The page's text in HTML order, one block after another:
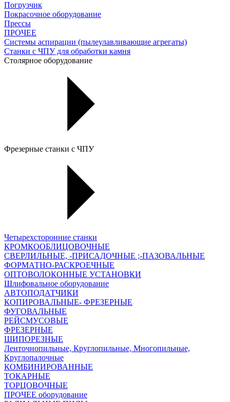
Погрузчик
Покрасочное оборудование
Прессы
ПРОЧЕЕ
Системы аспирации (пылеулавливающие агрегаты)
Станки с ЧПУ для обработки камня
Столярное оборудование
Фрезерные станки с ЧПУ
Четырехсторонние станки
КРОМКООБЛИЦОВОЧНЫЕ
СВЕРЛИЛЬНЫЕ, -ПРИСАДОЧНЫЕ ;-ПАЗОВАЛЬНЫЕ
ФОРМАТНО-РАСКРОЕЧНЫЕ
ОПТОВОЛОКОННЫЕ УСТАНОВКИ
Шлифовальное оборудование
АВТОПОДАТЧИКИ
КОПИРОВАЛЬНЫЕ- ФРЕЗЕРНЫЕ
ФУГОВАЛЬНЫЕ
РЕЙСМУСОВЫЕ
ФРЕЗЕРНЫЕ
ШИПОРЕЗНЫЕ
Ленточнопильные, Круглопильные, Многопильные,
Круглопалочные
КОМБИНИРОВАННЫЕ
ТОКАРНЫЕ
ТОРЦОВОЧНЫЕ
ПРОЧЕЕ оборудование